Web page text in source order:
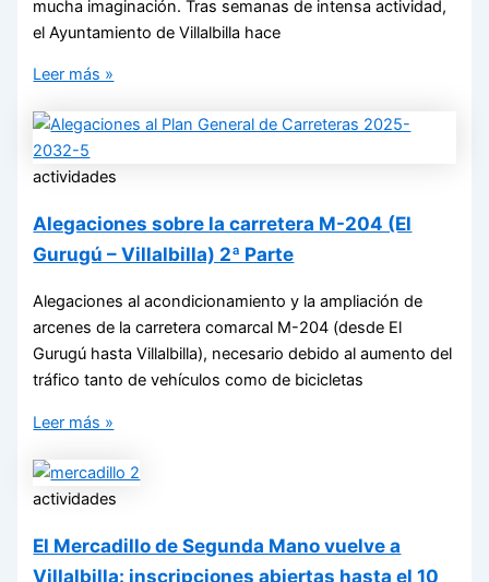
mucha imaginación. Tras semanas de intensa actividad,
el Ayuntamiento de Villalbilla hace
Leer más »
actividades
Alegaciones sobre la carretera M-204 (El
Gurugú – Villalbilla) 2ª Parte
Alegaciones al acondicionamiento y la ampliación de
arcenes de la carretera comarcal M-204 (desde El
Gurugú hasta Villalbilla), necesario debido al aumento del
tráfico tanto de vehículos como de bicicletas
Leer más »
actividades
El Mercadillo de Segunda Mano vuelve a
Villalbilla: inscripciones abiertas hasta el 10